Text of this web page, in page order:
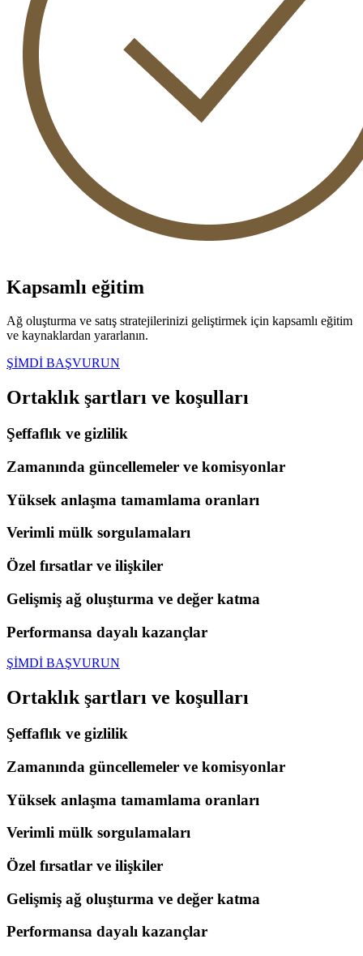
Kapsamlı eğitim
Ağ oluşturma ve satış stratejilerinizi geliştirmek için kapsamlı eğitim
ve kaynaklardan yararlanın.
ŞİMDİ BAŞVURUN
Ortaklıkşartları ve koşulları
Şeffaflık ve gizlilik
Zamanında güncellemeler ve komisyonlar
Yüksek anlaşma tamamlama oranları
Verimli mülk sorgulamaları
Özel fırsatlar ve ilişkiler
Gelişmiş ağ oluşturma ve değer katma
Performansa dayalı kazançlar
ŞİMDİ BAŞVURUN
Ortaklık şartları ve koşulları
Şeffaflık ve gizlilik
Zamanında güncellemeler ve komisyonlar
Yüksek anlaşma tamamlama oranları
Verimli mülk sorgulamaları
Özel fırsatlar ve ilişkiler
Gelişmiş ağ oluşturma ve değer katma
Performansa dayalı kazançlar